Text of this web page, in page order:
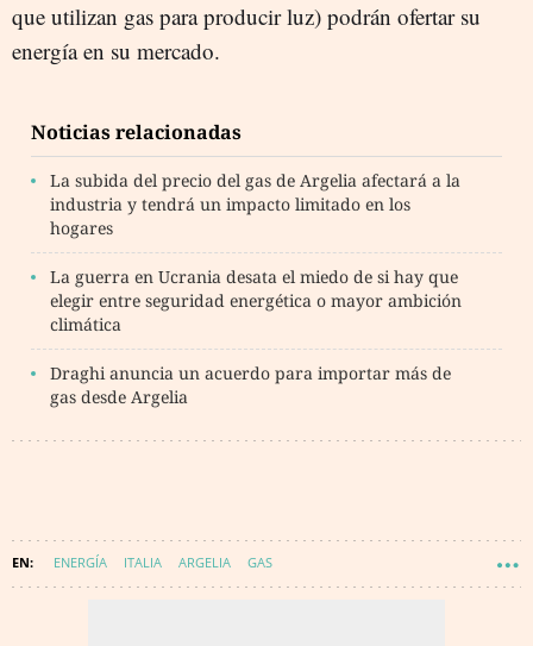
que utilizan gas para producir luz) podrán ofertar su
energía en su mercado.
Noticias relacionadas
La subida del precio del gas de Argelia afectará a la
industria y tendrá un impacto limitado en los
hogares
La guerra en Ucrania desata el miedo de si hay que
elegir entre seguridad energética o mayor ambición
climática
Draghi anuncia un acuerdo para importar más de
gas desde Argelia
ENERGÍA ITALIA ARGELIA GAS